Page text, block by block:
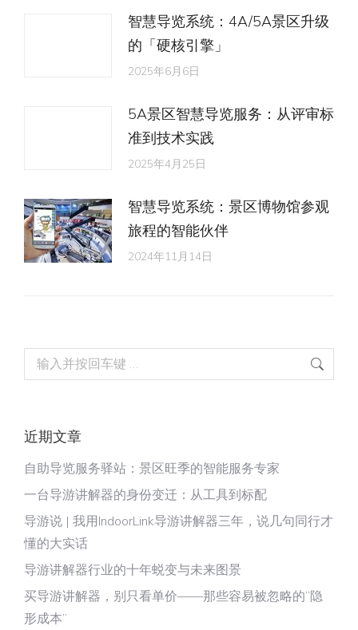
智慧导览系统：4A/5A景区升级
的「硬核引擎」
2025年6月6日
5A景区智慧导览服务：从评审标
准到技术实践
2025年4月25日
智慧导览系统：景区博物馆参观
旅程的智能伙伴
2024年11月14日
近期文章
自助导览服务驿站：景区旺季的智能服务专家
一台导游讲解器的身份变迁：从工具到标配
导游说 | 我用IndoorLink导游讲解器三年，说几句同行才
懂的大实话
导游讲解器行业的十年蜕变与未来图景
买导游讲解器，别只看单价——那些容易被忽略的“隐
形成本”